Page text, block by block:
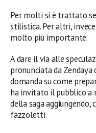
Per molti si è trattato
stilistica. Per altri,
molto più importante.
A dare il via alle
pronunciata da
domanda su come
ha invitato il pubblico a
della saga aggiungendo,
fazzoletti.